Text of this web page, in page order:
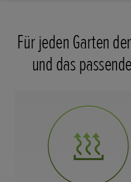
Für jeden Garten
und das